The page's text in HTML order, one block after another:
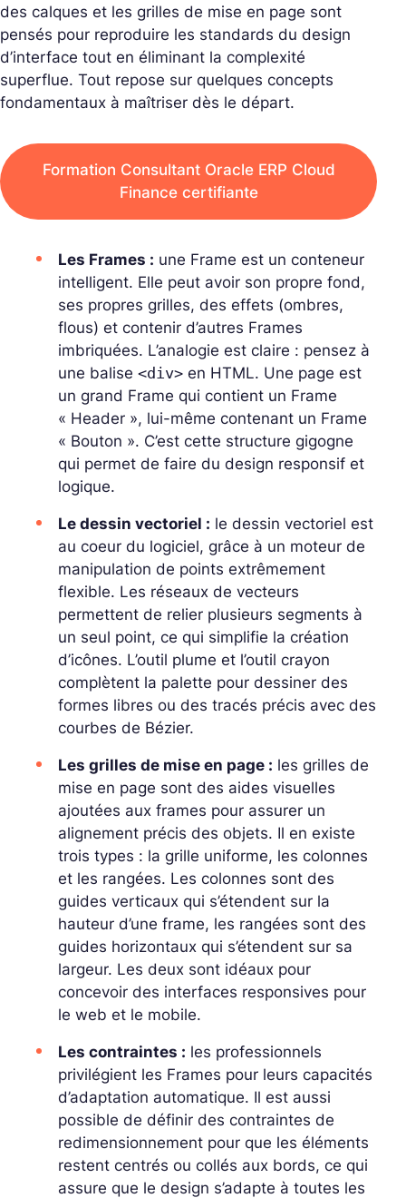
des calques et les grilles de mise en page sont
pensés pour reproduire les standards du design
d’interface tout en éliminant la complexité
superflue. Tout repose sur quelques concepts
fondamentaux à maîtriser dès le départ.
Formation Consultant Oracle ERP Cloud
Finance certifiante
Les Frames : une Frame est un conteneur
intelligent. Elle peut avoir son propre fond,
ses propres grilles, des effets (ombres,
flous) et contenir d’autres Frames
imbriquées. L’analogie est claire : pensez à
une balise <div> en HTML. Une page est
un grand Frame qui contient un Frame
« Header », lui-même contenant un Frame
« Bouton ». C’est cette structure gigogne
qui permet de faire du design responsif et
logique.
Le dessin vectoriel : le dessin vectoriel est
au coeur du logiciel, grâce à un moteur de
manipulation de points extrêmement
flexible. Les réseaux de vecteurs
permettent de relier plusieurs segments à
un seul point, ce qui simplifie la création
d’icônes. L’outil plume et l’outil crayon
complètent la palette pour dessiner des
formes libres ou des tracés précis avec des
courbes de Bézier.
Les grilles de mise en page : les grilles de
mise en page sont des aides visuelles
ajoutées aux frames pour assurer un
alignement précis des objets. Il en existe
trois types : la grille uniforme, les colonnes
et les rangées. Les colonnes sont des
guides verticaux qui s’étendent sur la
hauteur d’une frame, les rangées sont des
guides horizontaux qui s’étendent sur sa
largeur. Les deux sont idéaux pour
concevoir des interfaces responsives pour
le web et le mobile.
Les contraintes : les professionnels
privilégient les Frames pour leurs capacités
d’adaptation automatique. Il est aussi
possible de définir des contraintes de
redimensionnement pour que les éléments
restent centrés ou collés aux bords, ce qui
assure que le design s’adapte à toutes les